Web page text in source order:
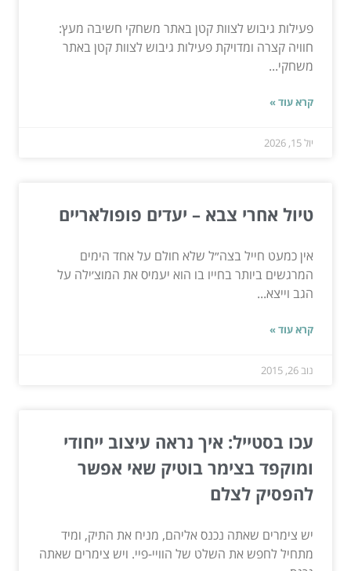
פעילות גיבוש לצוות קטן באתר משחקי חשיבה מעץ:
חוויה קצרה ומדויקת פעילות גיבוש לצוות קטן באתר
משחקי...
קרא עוד »
יול 15, 2026
טיול אחרי צבא – יעדים פופולאריים
אין כמעט חייל בצה״ל שלא חולם על אחד הימים
המרגשים ביותר בחייו בו הוא יעמיס את המוצ׳ילה על
הגב וייצא...
קרא עוד »
נוב 26, 2015
עכו בסטייל: איך נראה עיצוב ייחודי
ומוקפד בצימר בוטיק שאי אפשר
להפסיק לצלם
יש צימרים שאתה נכנס אליהם, מניח את התיק, ומיד
מתחיל לחפש את השלט של הוויי-פיי. ויש צימרים שאתה